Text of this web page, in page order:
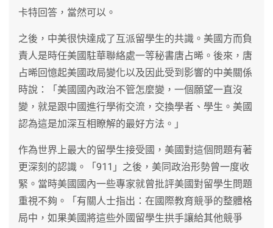
卡特回答，當然可以。
之後，中美很快達成了互派留學生的共識。美國方而負
責人是時任美國駐華聯絡處一等秘書唐占晞。後來，唐
占晞回憶起美國政局變化以及因此受到影響的中美關係
時說：「美國國內政治不管怎麼變，一個願望一直沒
變，就是跟中國進行學術交流，交換學者、學生。美國
認為這是加深互相瞭解的最好方法。」
作為世界上最大的留學生接受國，美國對這個問題有著
更深刻的認識。「911」之後，美同政治形勢曾一度收
緊。當時美國國內一些專家就曾批評美國對留學生問題
重視不夠。「有關人士指出：在國際教育競爭的整體格
局中，如果美國將這些外國留學生拱手讓給其他競爭